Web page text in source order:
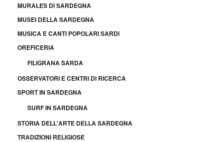
MURALES DI SARDEGNA
MUSEI DELLA SARDEGNA
MUSICA E CANTI POPOLARI SARDI
OREFICERIA
FILIGRANA SARDA
OSSERVATORI E CENTRI DI RICERCA
SPORT IN SARDEGNA
SURF IN SARDEGNA
STORIA DELL'ARTE DELLA SARDEGNA
TRADIZIONI RELIGIOSE